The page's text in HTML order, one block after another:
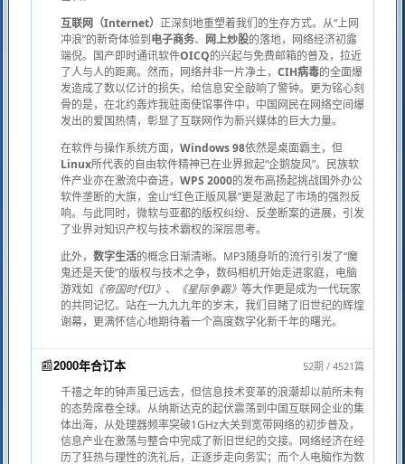
互联网（Internet） 正深刻地重塑着我们的生存方式。从“上网
冲浪”的新奇体验到电子商务、 网上炒股的落地，网络经济初露
端倪。国产即时通讯软件OICQ的兴起与免费邮箱的普及，拉近
了人与人的距离。然而，网络并非一片净土， CIH病毒的全面爆
发造成了数以亿计的损失，给信息安全敲响了警钟。更为铭心刻
骨的是，在北约轰炸我驻南使馆事件中，中国网民在网络空间爆
发出的爱国热情，彰显了互联网作为新兴媒体的巨大力量。
在软件与操作系统方面， Windows 98依然是桌面霸主，但
Linux所代表的自由软件精神已在业界掀起“企鹅旋风”。民族软
件产业亦在激流中奋进， WPS 2000的发布高扬起挑战国外办公
软件垄断的大旗，金山“红色正版风暴”更是激起了市场的强烈反
响。与此同时，微软与亚都的版权纠纷、反垄断案的进展，引发
了业界对知识产权与技术霸权的深层思考。
此外， 数字生活的概念日渐清晰。MP3随身听的流行引发了“魔
鬼还是天使”的版权与技术之争，数码相机开始走进家庭，电脑
游戏如 《帝国时代II》 、 《星际争霸》 等大作更是成为一代玩家
的共同记忆。站在一九九九年的岁末，我们目睹了旧世纪的辉煌
谢幕，更满怀信心地期待着一个高度数字化新千年的曙光。
📰2000年合订本 52期 / 4521篇
千禧之年的钟声虽已远去，但信息技术变革的浪潮却以前所未有
的态势席卷全球。从纳斯达克的起伏震荡到中国互联网企业的集
体出海，从处理器频率突破1GHz大关到宽带网络的初步普及，
信息产业在激荡与整合中完成了新旧世纪的交接。网络经济在经
历了狂热与理性的洗礼后，正逐步走向务实；而个人电脑作为数